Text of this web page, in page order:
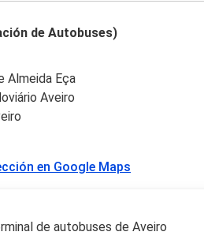
de Autobuses)
Almeida Eça
Aveiro
en Google Maps
de autobuses de Aveiro